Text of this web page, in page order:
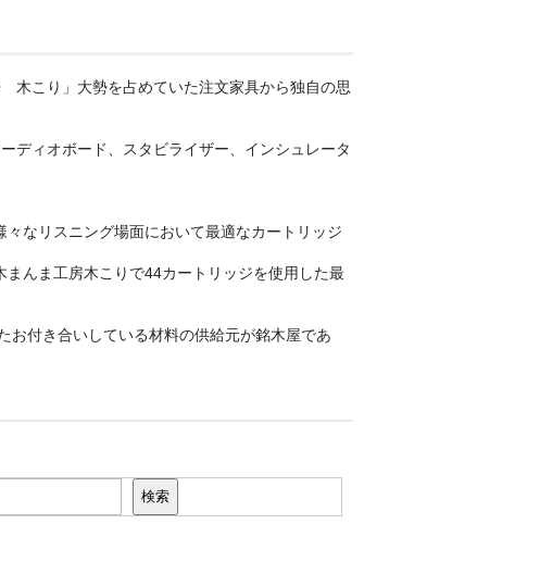
木こり」大勢を占めていた注文家具から独自の思
ディオボード、スタビライザー、インシュレータ
なリスニング場面において最適なカートリッジ
んま工房木こりで44カートリッジを使用した最
お付き合いしている材料の供給元が銘木屋であ
検索